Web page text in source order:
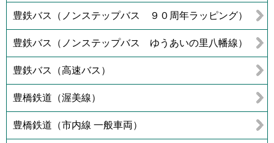
豊鉄バス（ノンステップバス ９０周年ラッピング）
豊鉄バス（ノンステップバス ゆうあいの里八幡線）
豊鉄バス（高速バス）
豊橋鉄道（渥美線）
豊橋鉄道（市内線 一般車両）